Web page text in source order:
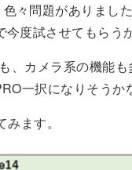
々問題がありまし
今度試させてもらう
、カメラ系の機能も
一択になりそうか
ます。